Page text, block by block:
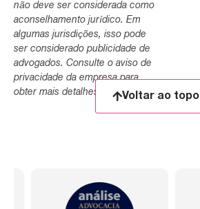
não deve ser considerada como
aconselhamento jurídico. Em
algumas jurisdições, isso pode
ser considerado publicidade de
advogados. Consulte o aviso de
privacidade da empresa para
obter mais detalhes.
Voltar ao topo